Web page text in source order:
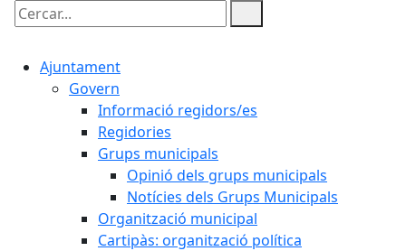
Cercar:
Ajuntament
Govern
Informació regidors/es
Regidories
Grups municipals
Opinió dels grups municipals
Notícies dels Grups Municipals
Organització municipal
Cartipàs: organització política